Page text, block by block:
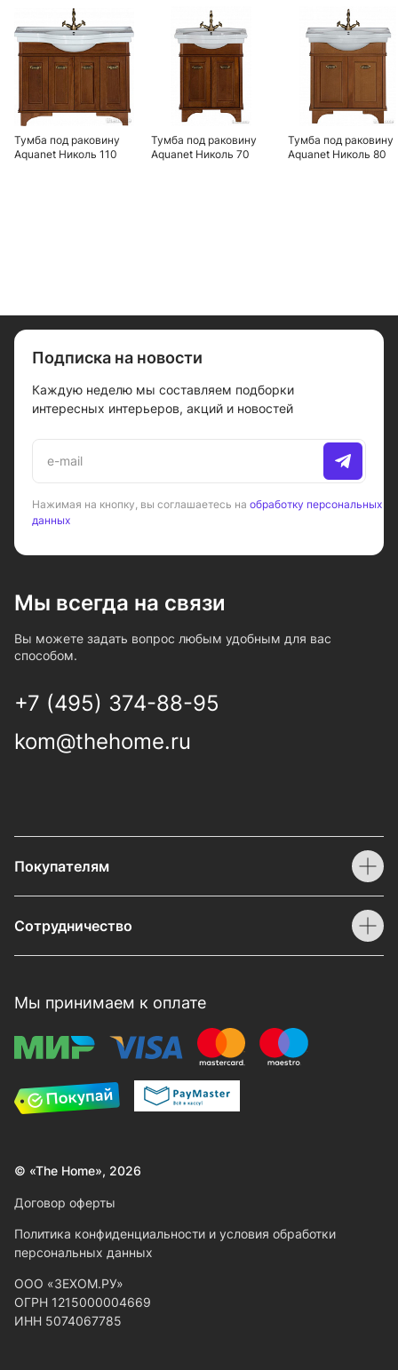
Тумба под раковину
Aquanet Николь 110
Тумба под раковину
Aquanet Николь 70
Тумба под раковину
Aquanet Николь 80
Подписка на новости
Каждую неделю мы составляем подборки
интересных интерьеров, акций и новостей
Нажимая на кнопку, вы соглашаетесь на обработку персональных
данных
Мы всегда на связи
Вы можете задать вопрос любым удобным для вас
способом.
+7 (495) 374-88-95
kom@thehome.ru
Покупателям
Сотрудничество
Мы принимаем к оплате
© «The Home», 2026
Договор оферты
Политика конфиденциальности и условия обработки
персональных данных
ООО «ЗЕХОМ.РУ»
ОГРН 1215000004669
ИНН 5074067785